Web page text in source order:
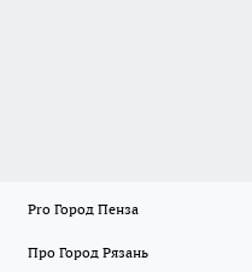
Pro Город Пенза
Про Город Рязань